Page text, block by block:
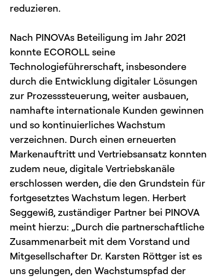
reduzieren.
Nach PINOVAs Beteiligung im Jahr 2021
konnte ECOROLL seine
Technologieführerschaft, insbesondere
durch die Entwicklung digitaler Lösungen
zur Prozesssteuerung, weiter ausbauen,
namhafte internationale Kunden gewinnen
und so kontinuierliches Wachstum
verzeichnen. Durch einen erneuerten
Markenauftritt und Vertriebsansatz konnten
zudem neue, digitale Vertriebskanäle
erschlossen werden, die den Grundstein für
fortgesetztes Wachstum legen. Herbert
Seggewiß, zuständiger Partner bei PINOVA
meint hierzu: „Durch die partnerschaftliche
Zusammenarbeit mit dem Vorstand und
Mitgesellschafter Dr. Karsten Röttger ist es
uns gelungen, den Wachstumspfad der